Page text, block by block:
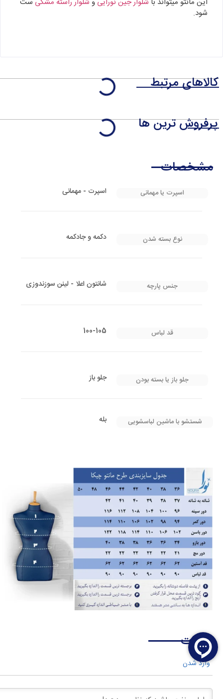
شود.
کالاهای مرتبط
پرفروش ترین ها
مشخصات
اسپرت یا مهمانی اسپرت - مهمانی
نوع بسته شدن دکمه و جادکمه
جنس پارچه شانتون اعلا - لینن سوزندوزی
قد لباس 100-105
جلو باز یا بسته بودن جلو باز
شستشو با ماشین لباسشویی بله
نظرات
وارد شدن